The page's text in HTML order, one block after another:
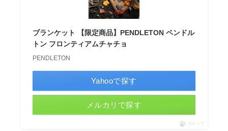
ブランケット 【限定商品】PENDLETON ペンドル
トン フロンティアムチャチョ
PENDLETON
Yahooで探す
メルカリで探す
ポチップ